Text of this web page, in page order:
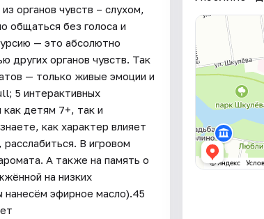
органов чувств – слухом,
общаться без голоса и
— это абсолютно
других органов чувств. Так
— только живые эмоции и
5 интерактивных
детям 7+, так и
как характер влияет
В игровом
А также на память о
на низких
нанесём эфирное масло).45